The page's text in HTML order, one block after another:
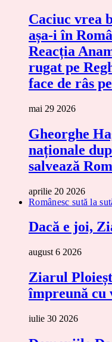
Caciuc vrea
așa-i în
Reacția
rugat pe
face de râs
mai 29 2026
Gheorghe
naționale
salvează
aprilie 20 2026
Românesc sută la
Dacă e joi,
august 6 2026
Ziarul
împreună cu
iulie 30 2026